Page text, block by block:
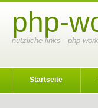
php-
nützliche links - php-
Startseite